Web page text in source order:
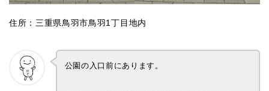
住所：三重県鳥羽市鳥羽1丁目地内
公園の入口前にあります。